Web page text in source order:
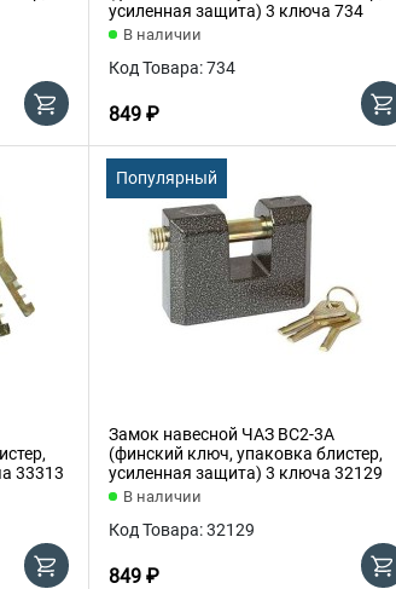
усиленная защита) 3 ключа 734
В наличии
Код Товара: 734
849 ₽
33313
Популярный
Замок навесной ЧАЗ ВС2-3А
(финский ключ, упаковка блистер,
усиленная защита) 3 ключа 32129
В наличии
Код Товара: 32129
849 ₽